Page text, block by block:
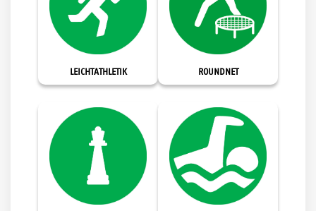
LEICHTATHLETIK ROUNDNET